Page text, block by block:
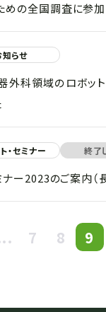
の全国調査に参
知らせ
外科領域のロボッ
・セミナー 終了
ー2023のご案内（
7 8 9